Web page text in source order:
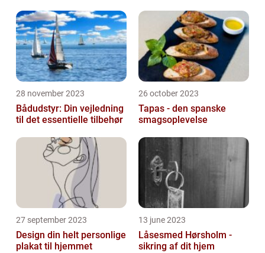
28 november 2023
Bådudstyr: Din vejledning
til det essentielle tilbehør
26 october 2023
Tapas - den spanske
smagsoplevelse
27 september 2023
Design din helt personlige
plakat til hjemmet
13 june 2023
Låsesmed Hørsholm -
sikring af dit hjem